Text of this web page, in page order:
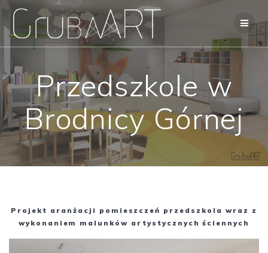
Przejdź
do
treści
Przedszkole w
Brodnicy Górnej
Projekt aranżacji pomieszczeń przedszkola wraz z
wykonaniem malunków artystycznych ściennych